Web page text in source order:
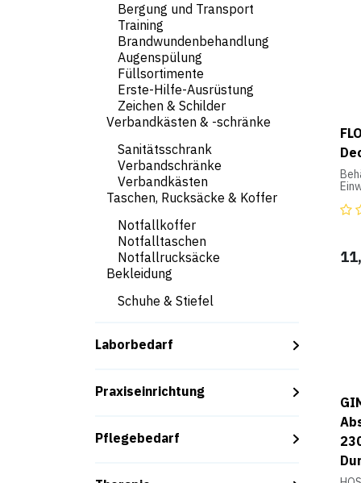
Bergung und Transport
Training
Brandwundenbehandlung
Augenspülung
Füllsortimente
Erste-Hilfe-Ausrüstung
Zeichen & Schilder
Verbandkästen & -schränke
Sanitätsschrank
Verbandschränke
Verbandkästen
Taschen, Rucksäcke & Koffer
Notfallkoffer
Notfalltaschen
Notfallrucksäcke
Bekleidung
Schuhe & Stiefel
Laborbedarf
Praxiseinrichtung
Pflegebedarf